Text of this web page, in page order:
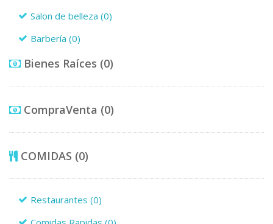
Salon de belleza
(0)
Barbería
(0)
Bienes Raíces (0)
CompraVenta (0)
COMIDAS (0)
Restaurantes
(0)